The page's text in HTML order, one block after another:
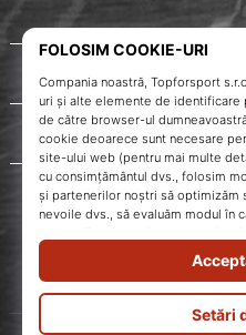
Despre noi
Servicii clienți